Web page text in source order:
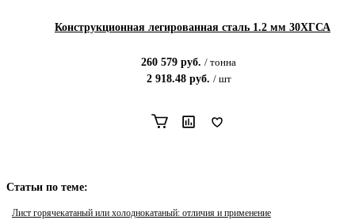
Конструкционная легированная сталь 1.2 мм 30ХГСА
260 579 руб. / тонна
2 918.48руб. / шт
Статьи по теме:
Лист горячекатаный или холоднокатаный: отличия и применение